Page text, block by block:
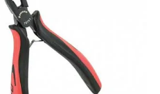
ΠΕΡΙΣΣΟΤΕΡΑ